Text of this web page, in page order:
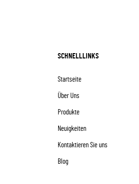
SCHNELLLINKS
Startseite
Über Uns
Produkte
Neuigkeiten
Kontaktieren Sie uns
Blog